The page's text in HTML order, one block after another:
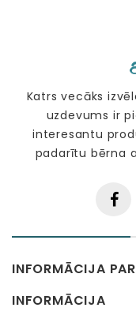
Katrs vecāks
uzdevums ir
interesantu
padarītu bērna
INFORMĀCIJA
INFORMĀCIJA